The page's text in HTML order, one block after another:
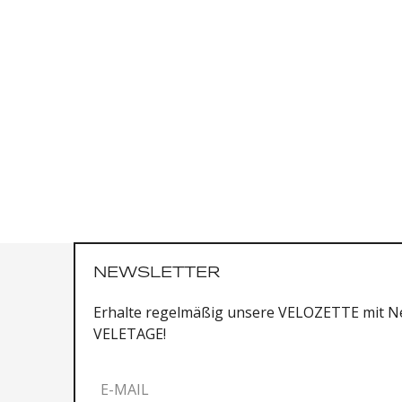
NEWSLETTER
Erhalte regelmäßig unsere VELOZETTE mit
VELETAGE!
E-MAIL